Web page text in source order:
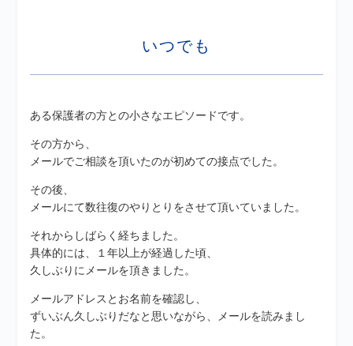
いつでも
ある保護者の方との小さなエピソードです。
その方から、
メールでご相談を頂いたのが初めての接点でした。
その後、
メールにて数往復のやりとりをさせて頂いていました。
それからしばらく経ちました。
具体的には、１年以上が経過した頃、
久しぶりにメールを頂きました。
メールアドレスとお名前を確認し、
ずいぶん久しぶりだなと思いながら、メールを読みまし
た。